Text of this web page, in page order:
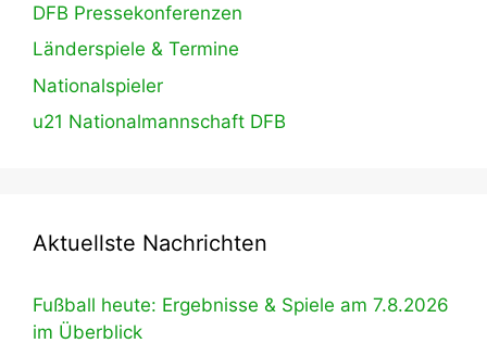
DFB Pressekonferenzen
Länderspiele & Termine
Nationalspieler
u21 Nationalmannschaft DFB
Aktuellste Nachrichten
Fußball heute: Ergebnisse & Spiele am 7.8.2026
im Überblick